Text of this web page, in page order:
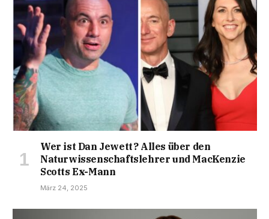
Wer ist Dan Jewett? Alles über den
Naturwissenschaftslehrer und MacKenzie
Scotts Ex-Mann
März 24, 2025